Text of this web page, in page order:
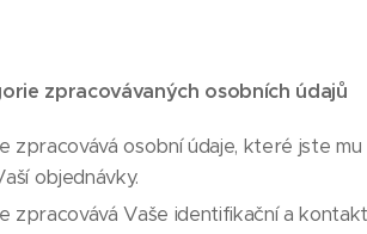
zpracovávaných osobních údajů
zpracovává osobní údaje, které jste
objednávky.
zpracovává Vaše identifikační a